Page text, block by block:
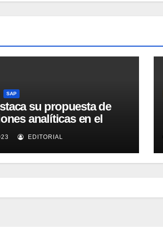
SAP
su propuesta de
analíticas en el
españolEDITORIAL